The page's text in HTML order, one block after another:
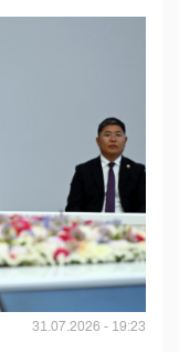
31.07.2026 - 19:23